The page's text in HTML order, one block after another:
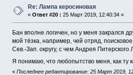
Re: Лампа керосиновая
«Ответ #20 : 25 Март 2019, 12:40:34 »
Бан вполне логичен, но у меня закрался
мой тёзка, например, чей отряд,
Сев.-Зап. округу, с чем Андрея
Я понимаю, что любопытство меня, как ту
« Последнее редактирование: 25 Март 2019,